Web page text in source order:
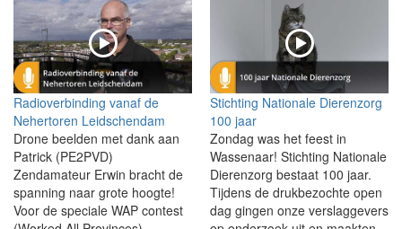
Radioverbinding vanaf de
Nehertoren Leidschendam
Drone beelden met dank aan
Patrick (PE2PVD)
Zendamateur Erwin bracht de
spanning naar grote hoogte!
Voor de speciale WAP contest
Stichting Nationale Dierenzorg
100 jaar
Zondag was het feest in
Wassenaar! Stichting Nationale
Dierenzorg bestaat 100 jaar.
Tijdens de drukbezochte open
dag gingen onze verslaggevers